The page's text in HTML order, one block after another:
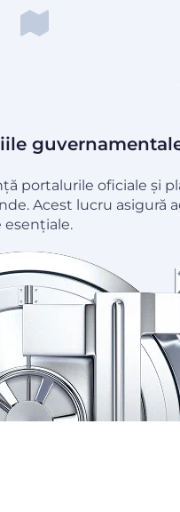
portalurile oficiale și
Acest lucru asigură
esențiale.